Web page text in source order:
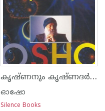
കൃഷ്ണനും കൃഷ്ണദര്‍ശനവും
ഓഷോ
Silence Books